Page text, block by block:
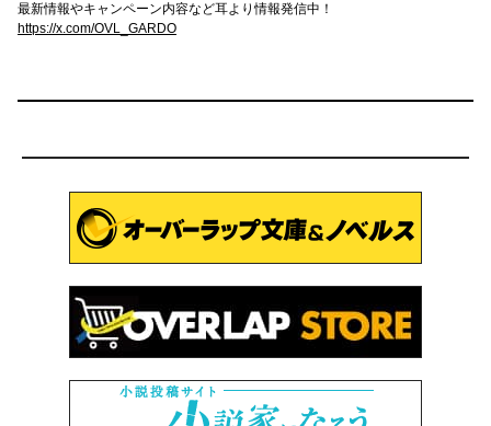
最新情報やキャンペーン内容など耳より情報発信中！
https://x.com/OVL_GARDO